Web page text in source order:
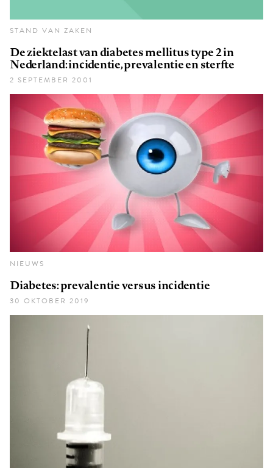
STAND VAN ZAKEN
De ziektelast van diabetes mellitus type 2 in
Nederland: incidentie, prevalentie en sterfte
2 SEPTEMBER 2001
NIEUWS
Diabetes: prevalentie versus incidentie
30 OKTOBER 2019